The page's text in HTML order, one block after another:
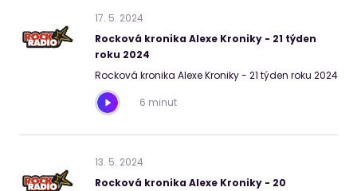
17. 5. 2024
Rocková kronika Alexe Kroniky - 21 týden
roku 2024
Rocková kronika Alexe Kroniky - 21 týden roku 2024
6 minut
13. 5. 2024
Rocková kronika Alexe Kroniky - 20